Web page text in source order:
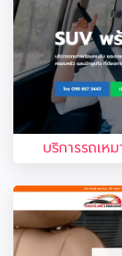
บริการรถเห